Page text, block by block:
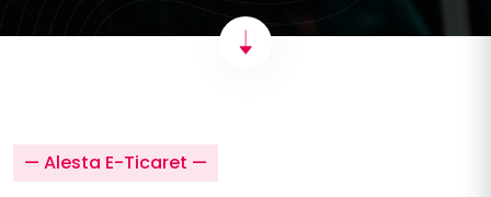
— Alesta E-Ticaret —